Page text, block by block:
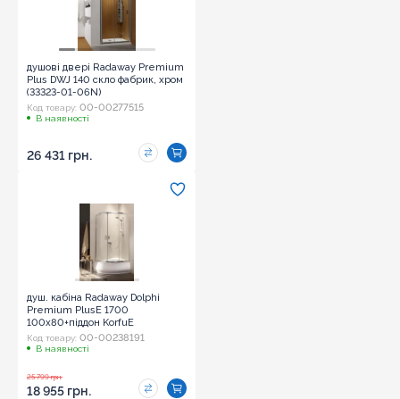
душові двері Radaway Premium
Plus DWJ 140 скло фабрик, хром
(33323-01-06N)
Код товару: 00-00277515
В наявності
26 431 грн.
душ. кабіна Radaway Dolphi
Premium PlusE 1700
100x80+піддон KorfuЕ
100x80(30481-01-
06N+4E81400-03R+R135L)
Код товару: 00-00238191
В наявності
25 799 грн.
18 955 грн.